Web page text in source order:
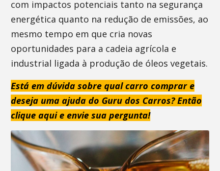
com impactos potenciais tanto na segurança
energética quanto na redução de emissões, ao
mesmo tempo em que cria novas
oportunidades para a cadeia agrícola e
industrial ligada à produção de óleos vegetais.
Está em dúvida sobre qual carro comprar e
deseja uma ajuda do Guru dos Carros? Então
clique aqui e envie sua pergunta!